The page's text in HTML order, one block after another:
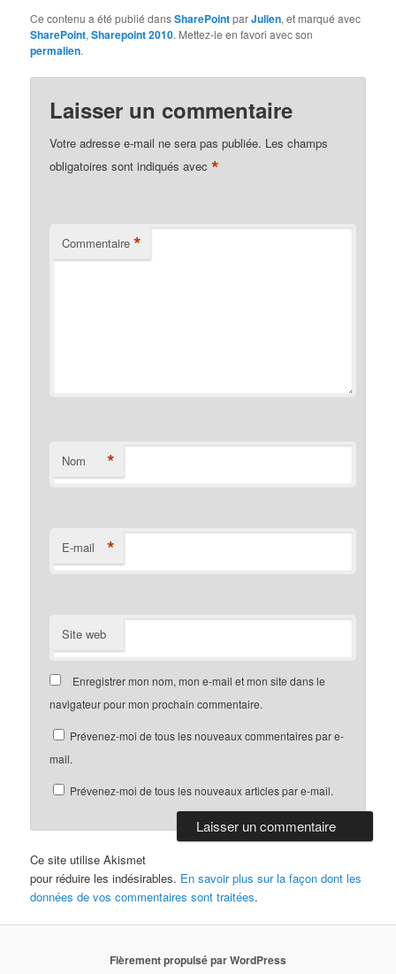
Ce contenu a été publié dansSharePointparJulien, et marqué avec
SharePoint,Sharepoint 2010. Mettez-le en favori avec son
permalien.
Laisser un commentaire
Votre adresse e-mail ne sera pas publiée. Les champs
obligatoires sont indiqués avec*
Commentaire *
Nom *
E-mail *
Site web
Enregistrer mon nom, mon e-mail et mon site dans le
navigateur pour mon prochain commentaire.
Prévenez-moi de tous les nouveaux commentaires par e-
mail.
Prévenez-moi de tous les nouveaux articles par e-mail.
Ce site utilise Akismet
pour réduire les indésirables. En savoir plus sur la façon dont les
données de vos commentaires sont traitées.
Fièrement propulsé par WordPress